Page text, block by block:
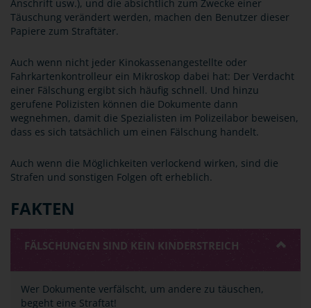
Anschrift usw.), und die absichtlich zum Zwecke einer
Täuschung verändert werden, machen den Benutzer dieser
Papiere zum Straftäter.
Auch wenn nicht jeder Kinokassenangestellte oder
Fahrkartenkontrolleur ein Mikroskop dabei hat: Der Verdacht
einer Fälschung ergibt sich häufig schnell. Und hinzu
gerufene Polizisten können die Dokumente dann
wegnehmen, damit die Spezialisten im Polizeilabor beweisen,
dass es sich tatsächlich um einen Fälschung handelt.
Auch wenn die Möglichkeiten verlockend wirken, sind die
Strafen und sonstigen Folgen oft erheblich.
FAKTEN
FÄLSCHUNGEN SIND KEIN KINDERSTREICH
Wer Dokumente verfälscht, um andere zu täuschen,
begeht eine Straftat!